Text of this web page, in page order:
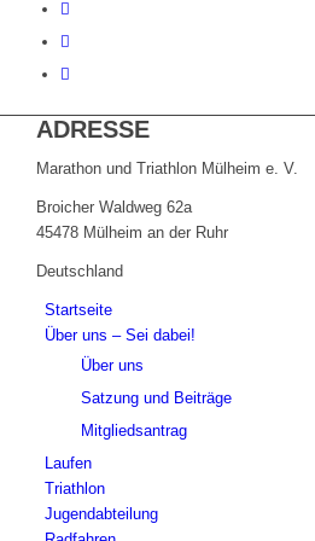
ADRESSE
Marathon und Triathlon Mülheim e. V.
Broicher Waldweg 62a
45478 Mülheim an der Ruhr
Deutschland
Startseite
Über uns – Sei dabei!
Über uns
Satzung und Beiträge
Mitgliedsantrag
Laufen
Triathlon
Jugendabteilung